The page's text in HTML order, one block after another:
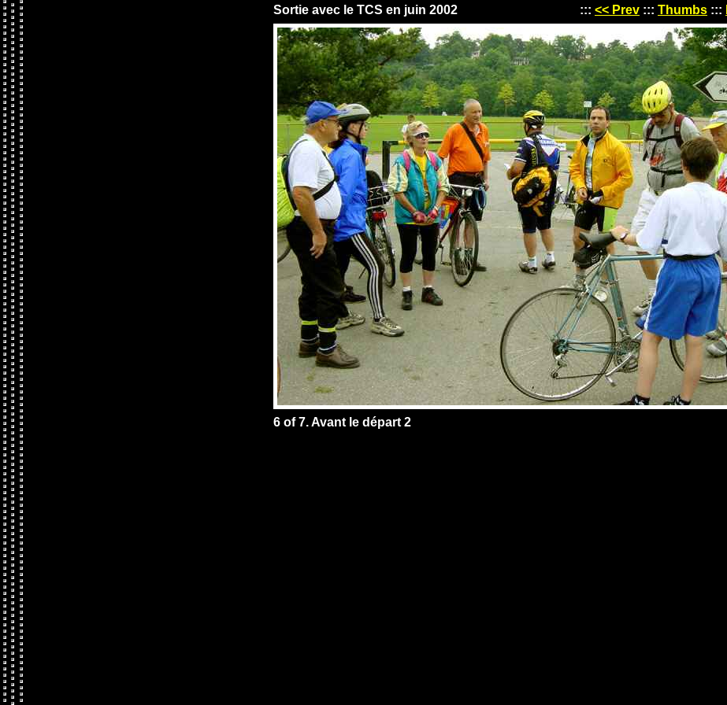
Sortie avec le TCS en juin 2002 ::: << Prev ::: Thumbs :::
6 of 7. Avant le départ 2